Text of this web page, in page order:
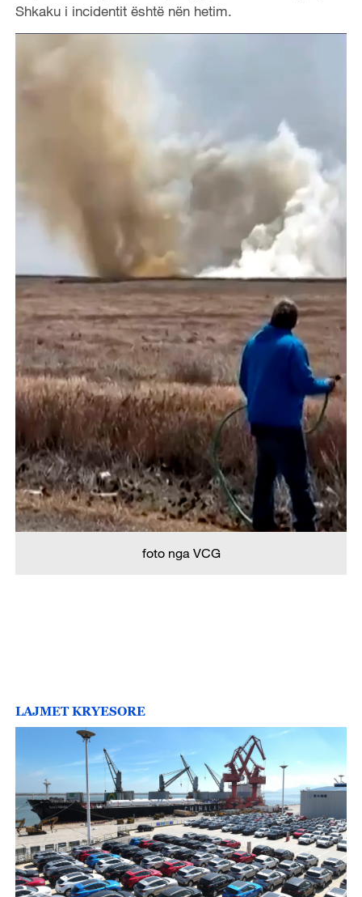
Shkaku i incidentit është nën hetim.
foto nga VCG
LAJMET KRYESORE